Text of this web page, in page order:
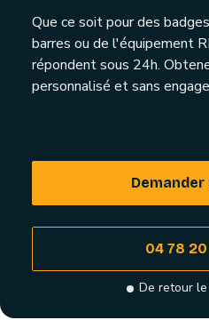
Que ce soit pour des
barres ou de l'équipement
répondent sous 24h.
personnalisé et sans
Demander
04 78
De retour